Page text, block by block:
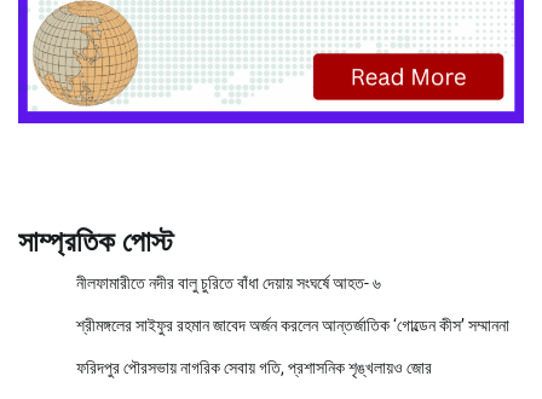
সাম্প্রতিক পোস্ট
নীলফামারীতে নদীর বালু চুরিতে বাঁধা দেয়ায় সংঘর্ষে আহত- ৬
শ্রীমঙ্গলের সাইফুর রহমান জাবেদ অর্জন করলেন আন্তর্জাতিক ‘গোল্ডেন কীস’ সম্মাননা
ফরিদপুর পৌরসভায় নাগরিক সেবায় গতি, প্রশাসনিক শৃঙ্খলায়ও জোর